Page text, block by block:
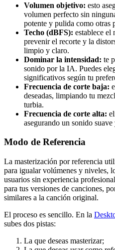
Volumen objetivo: esto
volumen perfecto sin
potente y pulida como otras
Techo (dBFS): establece el
prevenir el recorte y la
limpio y claro.
Dominar la intensidad: te
sonido por la IA. Puedes
significativos según tu
Frecuencia de corte baja:
deseadas, limpiando tu
turbia.
Frecuencia de corte alta:
asegurando un sonido suave
Modo de Referencia
La masterización por referencia
para igualar volúmenes y niveles,
usuarios sin experiencia
para tus versiones de canciones,
similares a la canción original.
El proceso es sencillo. En la
subes dos pistas:
La que deseas masterizar;